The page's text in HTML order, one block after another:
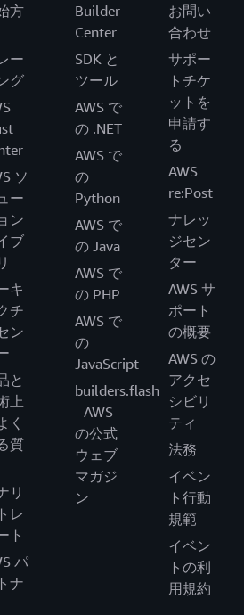
方
ー
グ
ソ
ー
ン
ブ
キ
チ
ン
と
上
く
質
リ
レ
ト
パ
ナ
Builder
Center
SDK と
ツール
AWS で
の .NET
AWS で
の
Python
AWS で
の Java
AWS で
の PHP
AWS で
の
JavaScript
builders.flash
- AWS
の公式
ウェブ
マガジ
ン
お問い
合わせ
サポー
トチケ
ットを
申請す
る
AWS
re:Post
ナレッ
ジセン
ター
AWS サ
ポート
の概要
AWS の
アクセ
シビリ
ティ
法務
イベン
ト行動
規範
イベン
トの利
用規約